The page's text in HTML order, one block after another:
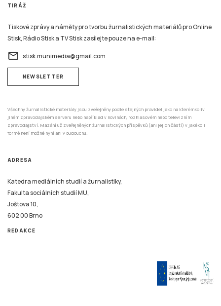
TIRÁŽ
Tiskové zprávy a náměty pro tvorbu žurnalistických materiálů pro Online
Stisk, Rádio Stisk a TV Stisk zasílejte pouze na e-mail:
email stisk.munimedia@gmail.com
NEWSLETTER
Všechny žurnalistické materiály jsou zveřejněny podle stejných pravidel jako na kterémkoliv
jiném zpravodajském serveru nebo například v novinách, rozhlasovém nebo televizním
zpravodajství. Mazání už zveřejněných žurnalistických příspěvků (ani jejich částí) v jakékoli
formě není možné nyní ani v budoucnu.
ADRESA
Katedra mediálních studií a žurnalistiky,
Fakulta sociálních studií MU,
Joštova 10,
602 00 Brno
REDAKCE